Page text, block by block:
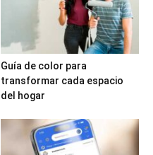
Guía de color para
transformar cada espacio
del hogar